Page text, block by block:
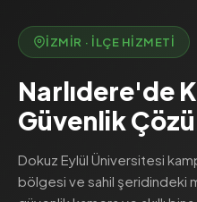
İZMIR · İLÇE HIZMETI
Narlıdere'de
Güvenlik
Dokuz Eylül Üniversitesi
bölgesi ve sahil şeridindeki